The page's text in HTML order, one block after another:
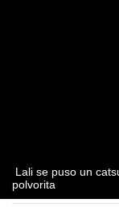
Lali se puso un
polvorita